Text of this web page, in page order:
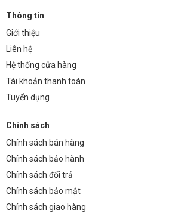
Câu hỏi 5: Chính sách bảo hành của
ELG-200-C1400B là gì?
Nguồn Meanwell ELG-200-C1400B thường được
năm, tùy thuộc vào nhà cung cấp. Hãy liên hệ với
biết thêm chi tiết về chính sách bảo hành.
Bạn đang tìm kiếm giải pháp chiếu sáng hoàn
Thành Đạt LED!
Tìm hiểu thêm về các giải pháp chiếu sáng tiên
tôi:Top Đèn Đường LED Module 150W
Liên hệ với chúng tôi ngay hôm nay để được tư
Thông tin
Giới thiệu
Liên hệ
Hệ thống cửa hàng
Tài khoản thanh toán
Tuyển dụng
Chính sách
Chính sách bán hàng
Chính sách bảo hành
Chính sách đổi trả
Chính sách bảo mật
Chính sách giao hàng